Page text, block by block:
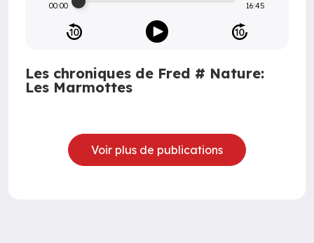
00:00 16:45
Les chroniques de Fred # Nature:
Les Marmottes
Voir plus de publications